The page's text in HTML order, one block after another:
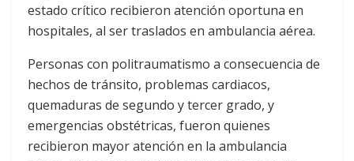
estado crítico recibieron atención oportuna en
hospitales, al ser traslados en ambulancia aérea.
Personas con politraumatismo a consecuencia de
hechos de tránsito, problemas cardiacos,
quemaduras de segundo y tercer grado, y
emergencias obstétricas, fueron quienes
recibieron mayor atención en la ambulancia